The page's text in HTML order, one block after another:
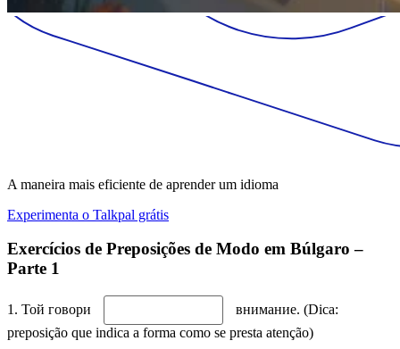
A maneira mais eficiente de aprender um idioma
Experimenta o Talkpal grátis
Exercícios de Preposições de Modo em Búlgaro –
Parte 1
1. Той говори
внимание. (Dica:
preposição que indica a forma como se presta atenção)